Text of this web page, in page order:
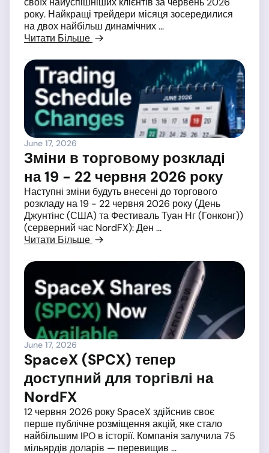
року. Найкращі трейдери місяця зосередилися
на двох найбільш динамічних ...
Читати Більше
June 17, 2026
Зміни в торговому розкладі
на 19 - 22 червня 2026 року
Наступні зміни будуть внесені до торгового
розкладу на 19 - 22 червня 2026 року (День
Джунтінс (США) та Фестиваль Туан Нг (Гонконг))
(серверний час NordFX): Ден ...
Читати Більше
June 17, 2026
SpaceX (SPCX) тепер
доступний для торгівлі на
NordFX
12 червня 2026 року SpaceX здійснив своє
перше публічне розміщення акцій, яке стало
найбільшим IPO в історії. Компанія залучила 75
мільярдів доларів — перевищив ...